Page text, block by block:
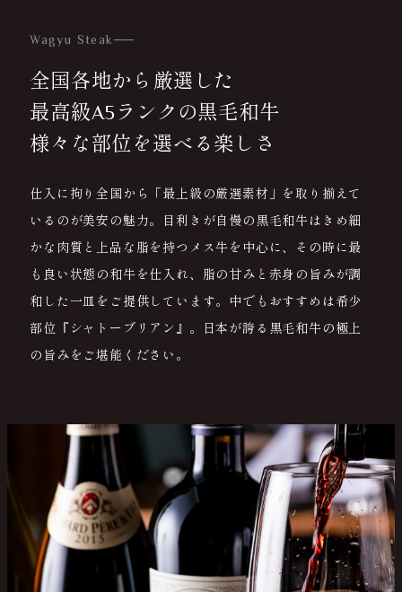
Wagyu Steak
全国各地から厳選した
最高級A5ランクの黒毛和牛
様々な部位を選べる楽しさ
仕入に拘り全国から「最上級の厳選素材」を取り揃えて
いるのが美安の魅力。目利きが自慢の黒毛和牛はきめ細
かな肉質と上品な脂を持つメス牛を中心に、その時に最
も良い状態の和牛を仕入れ、脂の甘みと赤身の旨みが調
和した一皿をご提供しています。中でもおすすめは希少
部位『シャトーブリアン』。日本が誇る黒毛和牛の極上
の旨みをご堪能ください。